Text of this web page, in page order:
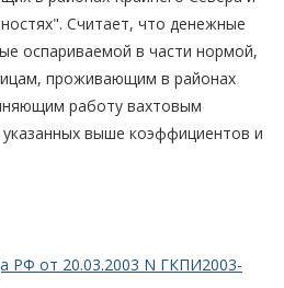
Считает, что денежные
оспариваемой в части нормой,
проживающим в районах
работу вахтовым
выше коэффициентов и
РФ от 20.03.2003 N ГКПИ2003-